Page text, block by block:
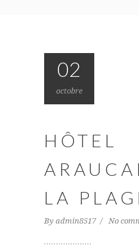
02
octobre
HÔTEL
LA
By admin8517 No